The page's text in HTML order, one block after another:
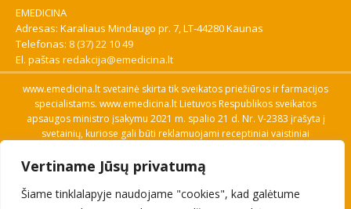
Vertiname Jūsų privatumą
Šiame tinklalapyje naudojame "cookies", kad galėtume
EMEDICINA
Adresas: Karaliaus Mindaugo pr. 7, LT-44280 Kaunas
Telefonas: 8 (37) 22 10 49
El. paštas redakcija@emedicina.lt
www.emedicina.lt svetainė skirta tik sveikatos priežiūros ir farmacijos
specialistams. www.emedicina.lt Lietuvos Respublikos sveikatos
apsaugos ministro įsakymu 2021 m. spalio 21 d. Nr. V-2383 įrašyta į
svetainių, kuriose gali būti reklamuojami receptiniai vaistiniai
savo profesinę kvalifikaciją. Naudingos nuorodos: Vaistų ir medicinos
pagalbos priemonių kainų paieška, VVKT tinklalapis, Sveikatos
priežiūros ar farmacijos specialisto pranešimo apie įtariamą